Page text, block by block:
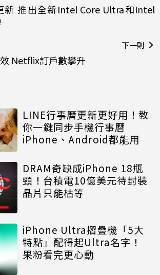
新 推出全新Intel Core Ultra和Intel
下一則
Netflix訂戶數攀升
LINE行事曆更新更好用！教
你一鍵同步手機行事曆
iPhone、Android都能用
DRAM奇缺成iPhone 18瓶
頸！台積電10億美元待封裝
晶片只能枯等
iPhone Ultra摺疊機「5大
特點」配得起Ultra名字！
果粉看完更心動